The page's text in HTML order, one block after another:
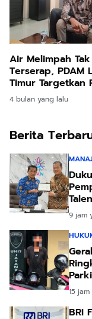
Air Melimpah Tak
Terserap, PDAM
Timur Targetkan
Sambungan Baru
4 bulan yang lalu
Berita
9 jam
15
BRI